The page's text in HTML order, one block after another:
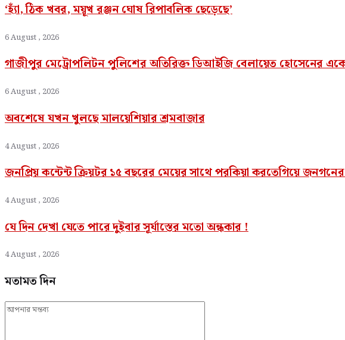
‘হ্যাঁ, ঠিক খবর, ময়ূখ রঞ্জন ঘোষ রিপাবলিক ছেড়েছে’
6 August , 2026
গাজীপুর মেট্রোপলিটন পুলিশের অতিরিক্ত ডিআইজি বেলায়েত হোসেনের
6 August , 2026
অবশেষে যখন খুলছে মালয়েশিয়ার শ্রমবাজার
4 August , 2026
জনপ্রিয় কন্টেন্ট ক্রিয়টর ১৫ বছরের মেয়ের সাথে পরকিয়া করতেগিয়ে জনগনের
4 August , 2026
যে দিন দেখা যেতে পারে দুইবার সূর্যাস্তের মতো অন্ধকার !
4 August , 2026
মতামত দিন